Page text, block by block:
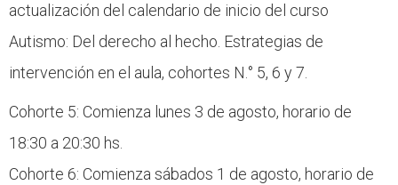
actualización del calendario de inicio del curso
Autismo: Del derecho al hecho. Estrategias de
intervención en el aula, cohortes N.° 5, 6 y 7.
Cohorte 5: Comienza lunes 3 de agosto, horario de
18:30 a 20:30 hs.
Cohorte 6: Comienza sábados 1 de agosto, horario de